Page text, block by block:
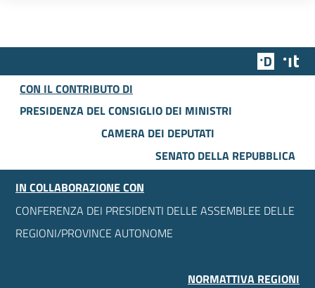
Team
CON IL CONTRIBUTO DI
PRESIDENZA DEL CONSIGLIO DEI MINISTRI
CAMERA DEI DEPUTATI
SENATO DELLA REPUBBLICA
IN COLLABORAZIONE CON
CONFERENZA DEI PRESIDENTI DELLE ASSEMBLEE DELLE
REGIONI/PROVINCE AUTONOME
NORMATTIVA REGIONI